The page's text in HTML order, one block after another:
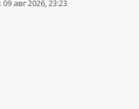
авг 2026, 23:23